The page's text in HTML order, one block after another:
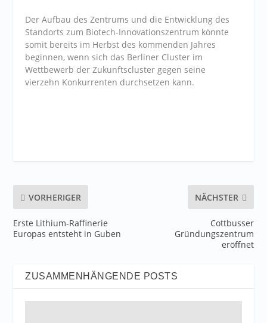
Der Aufbau des Zentrums und die Entwicklung des
Standorts zum Biotech-Innovationszentrum könnte
somit bereits im Herbst des kommenden Jahres
beginnen, wenn sich das Berliner Cluster im
Wettbewerb der Zukunftscluster gegen seine
vierzehn Konkurrenten durchsetzen kann.
VORHERIGER
Erste Lithium-Raffinerie
Europas entsteht in Guben
NÄCHSTER
Cottbusser
Gründungszentrum
eröffnet
ZUSAMMENHÄNGENDE POSTS